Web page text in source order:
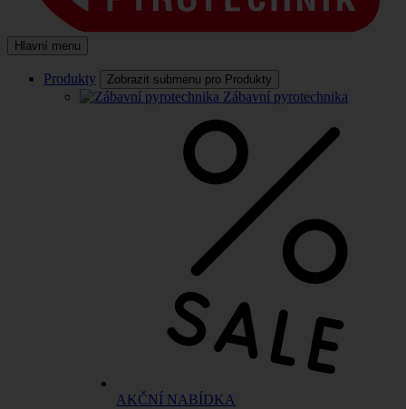
Hlavní menu
Produkty Zobrazit submenu pro Produkty
Zábavní pyrotechnika
AKČNÍ NABÍDKA